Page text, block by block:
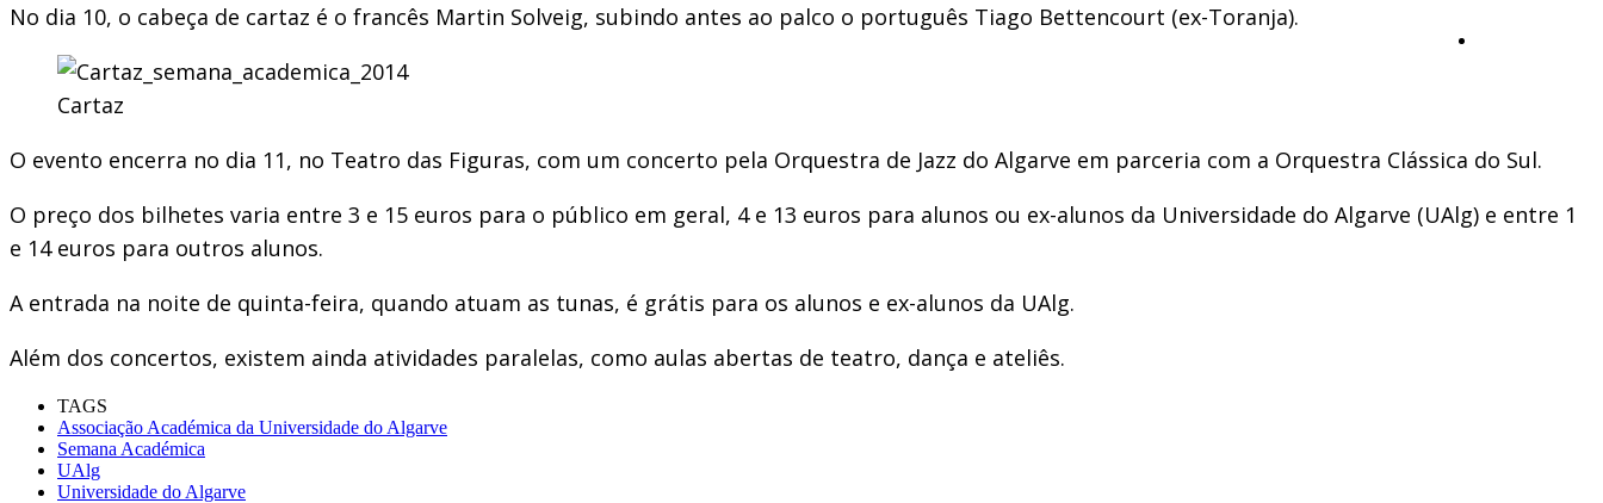
No dia 10, o cabeça de cartaz é o francês Martin Solveig, subindo antes ao palco o português Tiago Bettencourt (ex-Toranja).
Cartaz
O evento encerra no dia 11, no Teatro das Figuras, com um concerto pela Orquestra de Jazz do Algarve em parceria com a Orquestra Clássica do Sul.
O preço dos bilhetes varia entre 3 e 15 euros para o público em geral, 4 e 13 euros para alunos ou ex-alunos da Universidade do Algarve (UAlg) e entre 1
e 14 euros para outros alunos.
A entrada na noite de quinta-feira, quando atuam as tunas, é grátis para os alunos e ex-alunos da UAlg.
Além dos concertos, existem ainda atividades paralelas, como aulas abertas de teatro, dança e ateliês.
TAGS
Associação Académica da Universidade do Algarve
Semana Académica
UAlg
Universidade do Algarve